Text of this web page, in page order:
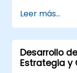
riesgos.
Mejorar
toma de
directivo.
Leer más...
Desarrollo
Estrategia y